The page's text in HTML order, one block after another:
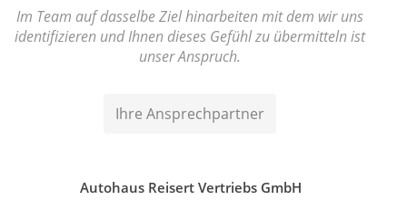
Im Team auf dasselbe Ziel hinarbeiten mit dem wir uns
identifizieren und Ihnen dieses Gefühl zu übermitteln ist
unser Anspruch.
Ihre Ansprechpartner
Autohaus Reisert Vertriebs GmbH